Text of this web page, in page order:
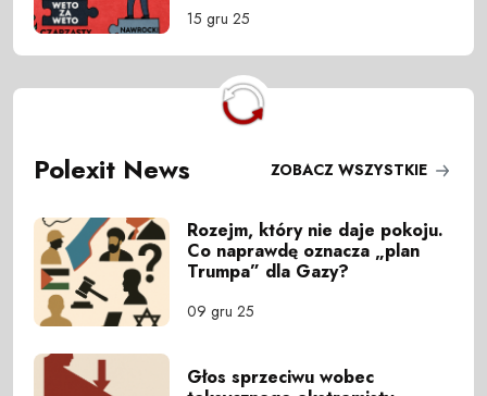
15 gru 25
Polexit News ZOBACZ WSZYSTKIE
Rozejm, który nie daje pokoju.
Co naprawdę oznacza „plan
Trumpa” dla Gazy?
09 gru 25
Głos sprzeciwu wobec